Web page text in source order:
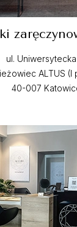
ul. Uniwersytecka
ALTUS (I
40-007